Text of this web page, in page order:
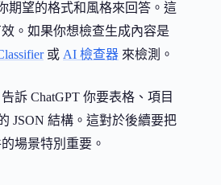
期望的格式和風格來回答。這
。如果你想檢查生成內容是
或 AI 檢查器 來檢測。
告訴 ChatGPT 你要表格、項目
JSON 結構。這對於後續要把
場景特別重要。